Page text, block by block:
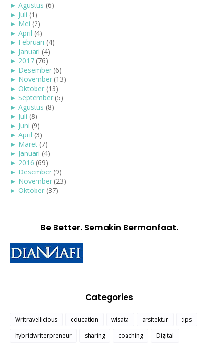
► Agustus (6)
► Juli (1)
► Mei (2)
► April (4)
► Februari (4)
► Januari (4)
► 2017 (76)
► Desember (6)
► November (13)
► Oktober (13)
► September (5)
► Agustus (8)
► Juli (8)
► Juni (9)
► April (3)
► Maret (7)
► Januari (4)
► 2016 (69)
► Desember (9)
► November (23)
► Oktober (37)
Be Better. Semakin Bermanfaat.
Categories
Writravellicious education wisata arsitektur
tips
hybridwriterpreneur
sharing coaching
Digital